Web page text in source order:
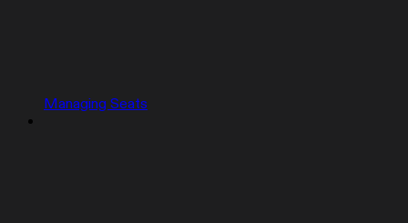
Managing Seats